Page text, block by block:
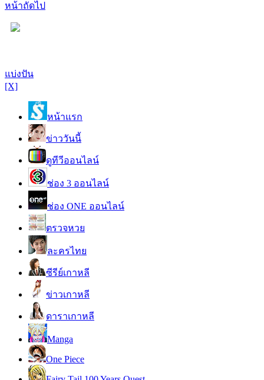
หน้าถัดไป
แบ่งปัน
[X]
หน้าแรก
ข่าววันนี้
ดูทีวีออนไลน์
ช่อง 3 ออนไลน์
ช่อง ONE ออนไลน์
ตรวจหวย
ละครไทย
ซีรีย์เกาหลี
ข่าวเกาหลี
ดาราเกาหลี
Manga
One Piece